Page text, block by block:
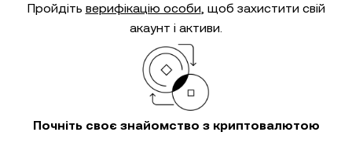
Пройдіть верифікацію особи, щоб захистити свій
акаунт і активи.
Почніть своє знайомство з криптовалютою